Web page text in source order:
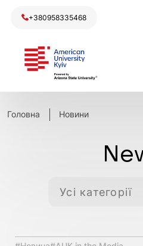
+380958335468
Головна Новини
Усі категорії